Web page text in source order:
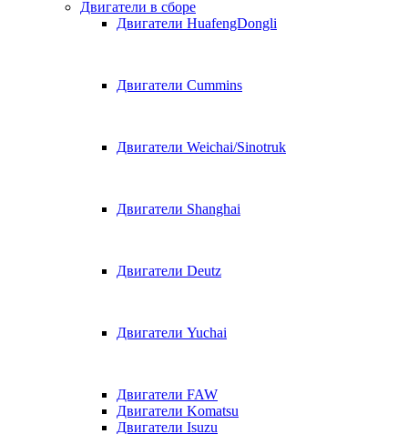
Двигатели в сборе
Двигатели HuafengDongli
Двигатели Cummins
Двигатели Weichai/Sinotruk
Двигатели Shanghai
Двигатели Deutz
Двигатели Yuchai
Двигатели FAW
Двигатели Komatsu
Двигатели Isuzu